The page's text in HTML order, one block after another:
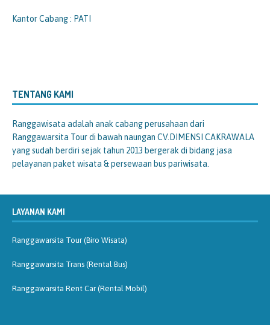
Kantor Cabang : PATI
TENTANG KAMI
Ranggawisata adalah anak cabang perusahaan dari
Ranggawarsita Tour di bawah naungan CV.DIMENSI CAKRAWALA
yang sudah berdiri sejak tahun 2013 bergerak di bidang jasa
pelayanan paket wisata & persewaan bus pariwisata.
LAYANAN KAMI
Ranggawarsita Tour (Biro Wisata)
Ranggawarsita Trans (Rental Bus)
Ranggawarsita Rent Car (Rental Mobil)